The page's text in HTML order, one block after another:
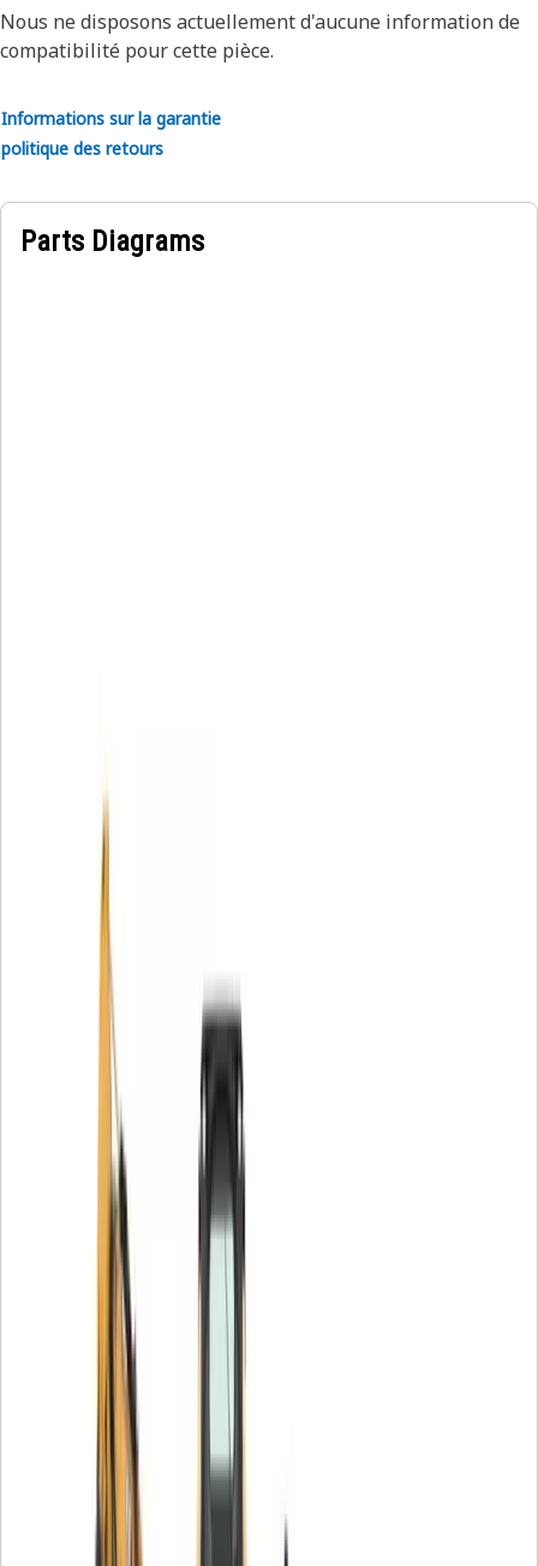
Nous ne disposons actuellement d'aucune information de
compatibilité pour cette pièce.
Informations sur la garantie
politique des retours
Parts Diagrams